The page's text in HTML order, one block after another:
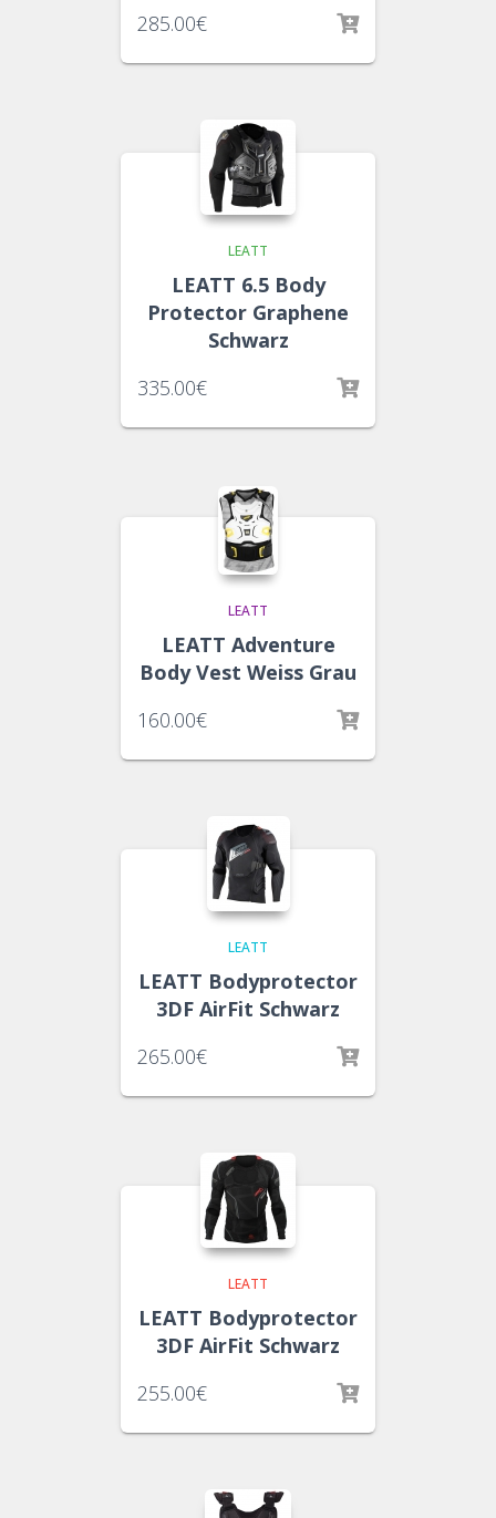
285.00€
LEATT
LEATT 6.5 Body
Protector Graphene
Schwarz
335.00€
LEATT
LEATT Adventure
Body Vest Weiss Grau
160.00€
LEATT
LEATT Bodyprotector
3DF AirFit Schwarz
265.00€
LEATT
LEATT Bodyprotector
3DF AirFit Schwarz
255.00€